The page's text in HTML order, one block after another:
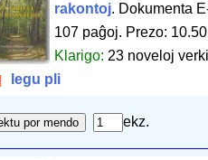
rakontoj. Dokumenta
107 paĝoj. Prezo:
Klarigo: 23 noveloj
legu pli
ekz.